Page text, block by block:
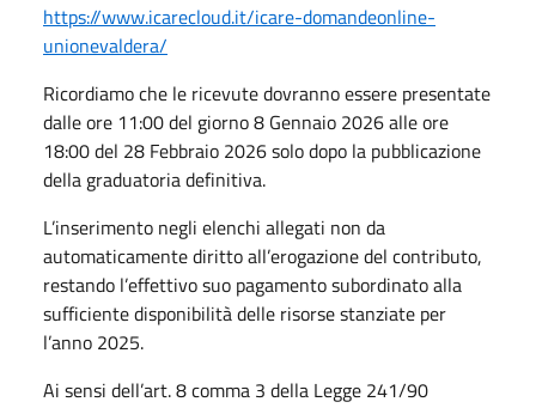
https://www.icarecloud.it/icare-domandeonline-
unionevaldera/
Ricordiamo che le ricevute dovranno essere presentate
dalle ore 11:00 del giorno 8 Gennaio 2026 alle ore
18:00 del 28 Febbraio 2026 solo dopo la pubblicazione
della graduatoria definitiva.
L’inserimento negli elenchi allegati non da
automaticamente diritto all’erogazione del contributo,
restando l’effettivo suo pagamento subordinato alla
sufficiente disponibilità delle risorse stanziate per
l’anno 2025.
Ai sensi dell’art. 8 comma 3 della Legge 241/90